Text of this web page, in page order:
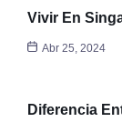
Vivir En
Abr 25, 2024
Diferencia